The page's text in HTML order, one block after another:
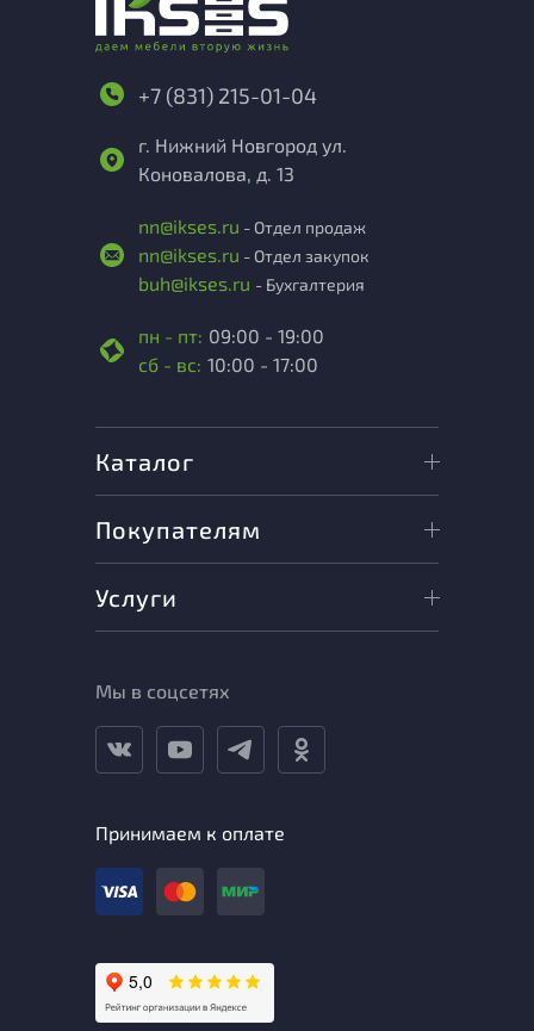
+7 (831) 215-01-04
г. Нижний Новгород ул.
Коновалова, д. 13
nn@ikses.ru - Отдел продаж
nn@ikses.ru - Отдел закупок
buh@ikses.ru - Бухгалтерия
пн - пт: 09:00 - 19:00
сб - вс: 10:00 - 17:00
Каталог
Покупателям
Услуги
Мы в соцсетях
Принимаем к оплате